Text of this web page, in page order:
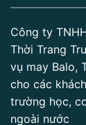
Công ty
Thời Trang
vụ may Balo,
cho các
trường học,
ngoài nước